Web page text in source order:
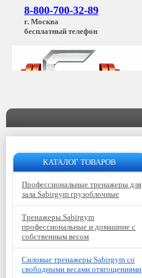
8-800-700-32-89
г. Москва
бесплатный телефон
КАТАЛОГ ТОВАРОВ
Профессиональные тренажеры для
зала Sabirgym грузоблочные
Тренажеры Sabirgym
профессиональные и домашние с
собственным весом
Силовые тренажеры Sabirgym со
свободными весами отягощениями